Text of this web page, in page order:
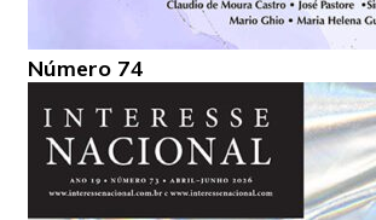
Número 74